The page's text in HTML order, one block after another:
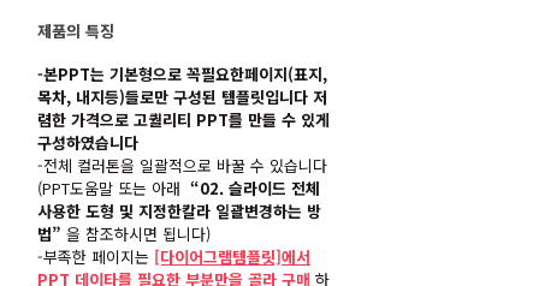
제품의 특징
-본PPT는 기본형으로 꼭필요한페이지(표지,
목차, 내지등)들로만 구성된 템플릿입니다 저
렴한 가격으로 고퀄리티 PPT를 만들 수 있게
구성하였습니다
-전체 컬러톤을 일괄적으로 바꿀 수 있습니다
(PPT도움말 또는 아래 “02. 슬라이드 전체
사용한 도형 및 지정한칼라 일괄변경하는 방
법” 을 참조하시면 됩니다)
-부족한 페이지는 [다이어그램템플릿]에서
PPT 데이타를 필요한 부분만을 골라 구매 하